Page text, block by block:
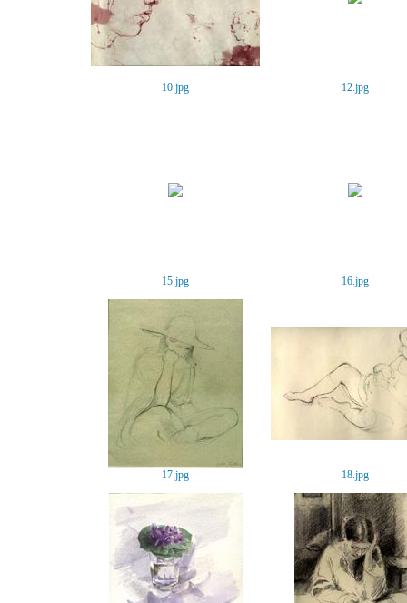
10.jpg 12.jpg
15.jpg 16.jpg
17.jpg 18.jpg